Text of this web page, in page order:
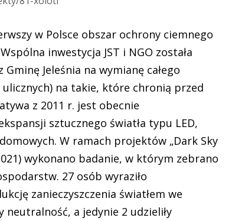
w Polsce obszar ochrony ciemnego
inwestycja JST i NGO została
Jeleśnia na wymianę całego
na takie, które chronią przed
z 2011 r. jest obecnie
sztucznego światła typu LED,
W ramach projektów „Dark Sky
wykonano badanie, w którym zebrano
27 osób wyraziło
zanieczyszczenia światłem we
neutralność, a jedynie 2 udzieliły